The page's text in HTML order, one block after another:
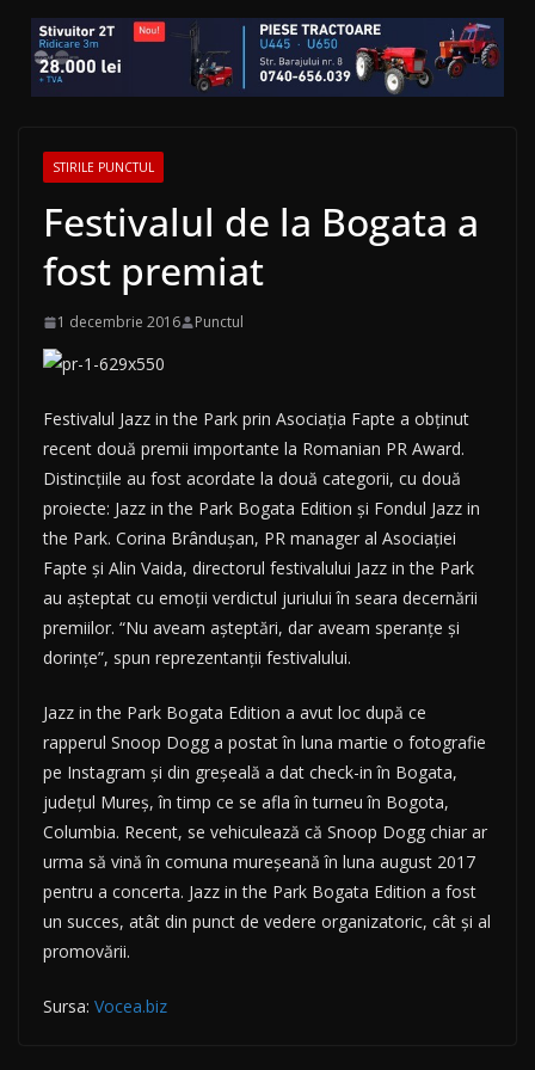
STIRILE PUNCTUL
Festivalul de la Bogata a
fost premiat
1 decembrie 2016 Punctul
Festivalul Jazz in the Park prin Asociația Fapte a obținut
recent două premii importante la Romanian PR Award.
Distincțiile au fost acordate la două categorii, cu două
proiecte: Jazz in the Park Bogata Edition și Fondul Jazz in
the Park. Corina Brândușan, PR manager al Asociației
Fapte și Alin Vaida, directorul festivalului Jazz in the Park
au așteptat cu emoții verdictul juriului în seara decernării
premiilor. “Nu aveam așteptări, dar aveam speranțe și
dorințe”, spun reprezentanții festivalului.
Jazz in the Park Bogata Edition a avut loc după ce
rapperul Snoop Dogg a postat în luna martie o fotografie
pe Instagram și din greșeală a dat check-in în Bogata,
județul Mureș, în timp ce se afla în turneu în Bogota,
Columbia. Recent, se vehiculează că Snoop Dogg chiar ar
urma să vină în comuna mureșeană în luna august 2017
pentru a concerta. Jazz in the Park Bogata Edition a fost
un succes, atât din punct de vedere organizatoric, cât și al
promovării.
Sursa: Vocea.biz